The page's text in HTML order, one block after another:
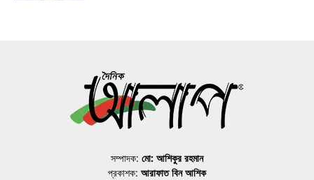
সম্পাদক: মো: আশিকুর রহমান
প্রকাশক: আরাফাত বিন আশিক